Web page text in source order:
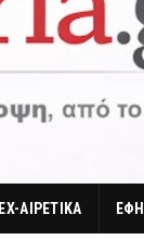
EX-ΑΙΡΕΤΙΚΑ